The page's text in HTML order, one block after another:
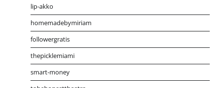
lip-akko
homemadebymiriam
followergratis
thepicklemiami
smart-money